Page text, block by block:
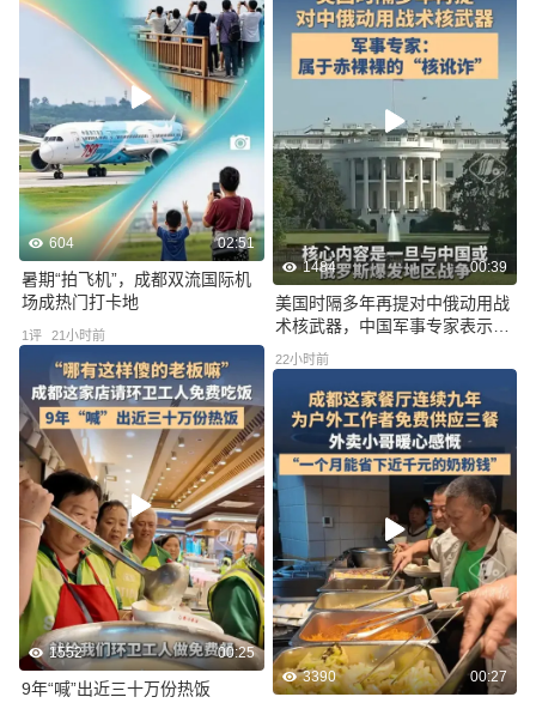
604 02:51
暑期“拍飞机”，成都双流国际机
场成热门打卡地
1 评 21小时前
1552 00:25
9年“喊”出近三十万份热饭
1484 00:39
美国时隔多年再提对中俄动用战
术核武器，中国军事专家表示，
本质是想对中俄等国家实施战略
震慑，属于赤裸裸的“核讹诈”
22小时前
3390 00:27